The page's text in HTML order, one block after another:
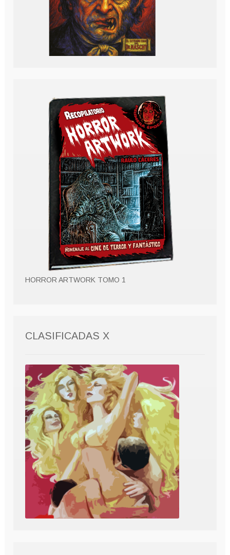
HORROR ARTWORK TOMO 1
CLASIFICADAS X